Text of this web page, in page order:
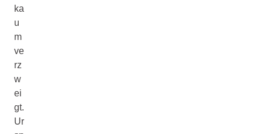
ka
u
m
ve
rz
w
ei
gt.
Ur